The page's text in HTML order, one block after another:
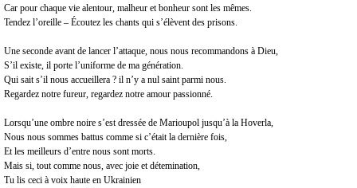
Car pour chaque vie alentour, malheur et bonheur sont les mêmes.
Tendez l’oreille – Écoutez les chants qui s’élèvent des prisons.
Une seconde avant de lancer l’attaque, nous nous recommandons à Dieu,
S’il existe, il porte l’uniforme de ma génération.
Qui sait s’il nous accueillera ? il n’y a nul saint parmi nous.
Regardez notre fureur, regardez notre amour passionné.
Lorsqu’une ombre noire s’est dressée de Marioupol jusqu’à la Hoverla,
Nous nous sommes battus comme si c’était la dernière fois,
Et les meilleurs d’entre nous sont morts.
Mais si, tout comme nous, avec joie et détemination,
Tu lis ceci à voix haute en Ukrainien